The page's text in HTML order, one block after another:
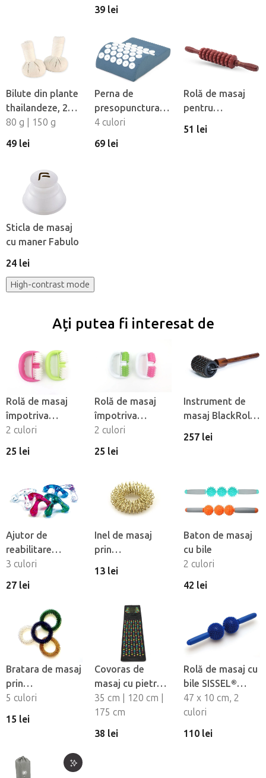
pentru slabit -
39 lei
Bilute din plante
thailandeze, 2
buc
80 g | 150 g
49 lei
Perna de
presopunctura
VITAL
4 culori
69 lei
Rolă de masaj
pentru
madroterapie
51 lei
Sticla de masaj
cu maner Fabulo
24 lei
High-contrast mode
Ați putea fi interesat de
Rolă de masaj
împotriva
celulitei Fabulo
Square
2 culori
25 lei
Rolă de masaj
împotriva
celulitei Fabulo
Dots
2 culori
25 lei
Instrument de
masaj BlackRoll®
Needleroller
257 lei
Ajutor de
reabilitare
SISSEL®
FUNMASSAGER –
distractiv
3 culori
27 lei
Inel de masaj
prin
presopunctură
13 lei
Baton de masaj
cu bile
2 culori
42 lei
Bratara de masaj
prin
presopunctura
5 culori
15 lei
Covoras de
masaj cu pietre
de
presopunctură
35 cm | 120 cm |
175 cm
38 lei
Rolă de masaj cu
bile SISSEL®
Spiky Twin Roller
47 x 10 cm, 2
culori
110 lei